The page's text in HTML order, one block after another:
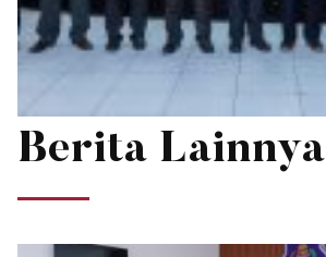
Berita Lainnya